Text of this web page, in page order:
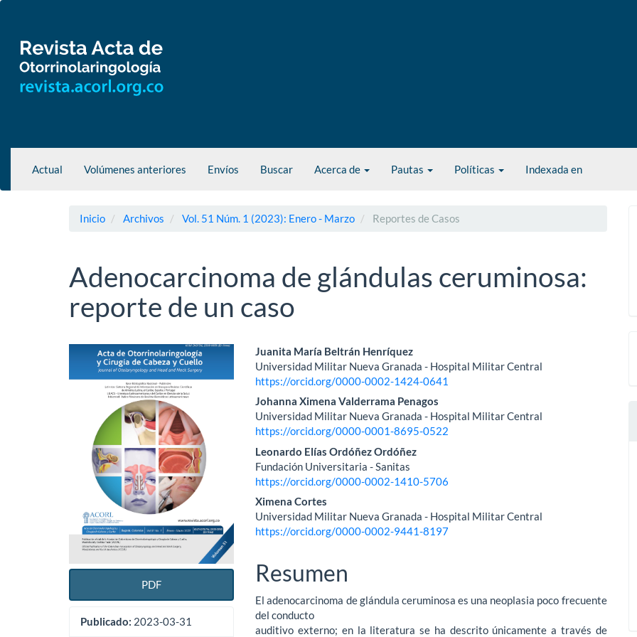
principal
Barra
lateral
Actual Volúmenes anteriores Envíos Buscar Acerca de Pautas Políticas Indexada en
Inicio Archivos Vol. 51 Núm. 1 (2023): Enero - Marzo Reportes de Casos
Adenocarcinoma de glándulas ceruminosa:
reporte de un caso
Barra
lateral
artículo
PDF
Publicado: 2023-03-31
Contenido
principal
del
artículo
Juanita María Beltrán Henríquez
Universidad Militar Nueva Granada - Hospital Militar Central
https://orcid.org/0000-0002-1424-0641
Johanna Ximena Valderrama Penagos
Universidad Militar Nueva Granada - Hospital Militar Central
https://orcid.org/0000-0001-8695-0522
Leonardo Elías Ordóñez Ordóñez
Fundación Universitaria - Sanitas
https://orcid.org/0000-0002-1410-5706
Ximena Cortes
Universidad Militar Nueva Granada - Hospital Militar Central
https://orcid.org/0000-0002-9441-8197
Resumen
El adenocarcinoma de glándula ceruminosa es una neoplasia poco frecuente
del conducto
auditivo externo; en la literatura se ha descrito únicamente a través de